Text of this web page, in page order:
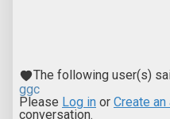
The following user(s)
ggc
Please Log in or Create an
conversation.